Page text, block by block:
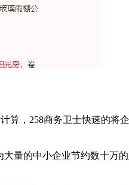
，258商务卫士快速的将企
量的中小企业节约数十万的